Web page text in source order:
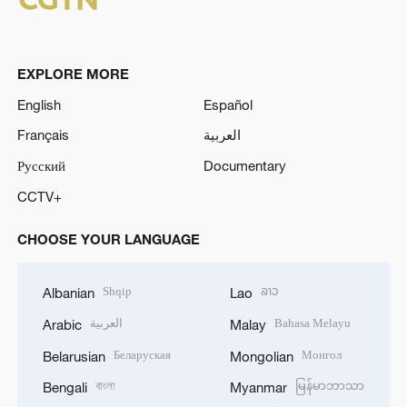
EXPLORE MORE
English
Español
Français
العربية
Русский
Documentary
CCTV+
CHOOSE YOUR LANGUAGE
Albanian Shqip
Arabic العربية
Belarusian Беларуская
Bengali বাংলা
Lao ລາວ
Malay Bahasa Melayu
Mongolian Монгол
Myanmar မြန်မာဘာသာ